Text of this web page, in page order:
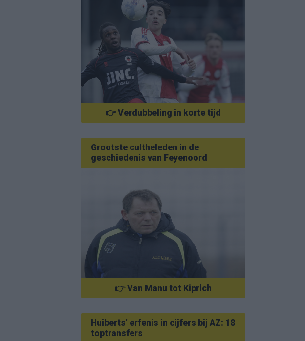
👉 Verdubbeling in korte tijd
Grootste cultheleden in de
geschiedenis van Feyenoord
👉 Van Manu tot Kiprich
Huiberts’ erfenis in cijfers bij AZ: 18
toptransfers